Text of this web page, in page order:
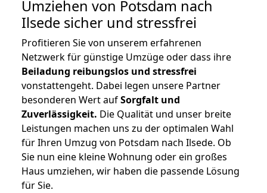
Umziehen von Potsdam nach
Ilsede sicher und stressfrei
Profitieren Sie von unserem erfahrenen
Netzwerk für günstige Umzüge oder dass ihre
Beiladung reibungslos und stressfrei
vonstattengeht. Dabei legen unsere Partner
besonderen Wert aufSorgfalt und
Zuverlässigkeit. Die Qualität und unser breite
Leistungen machen uns zu der optimalen Wahl
für Ihren Umzug von Potsdam nach Ilsede. Ob
Sie nun eine kleine Wohnung oder ein großes
Haus umziehen, wir haben die passende Lösung
für Sie.